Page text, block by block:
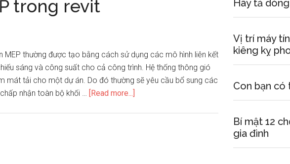
trong revit
MEP thường được tạo bằng cách sử dụng các mô hình liên kết
sáng và công suất cho cả công trình. Hệ thống thông gió
mát tải cho một dự án. Do đó thường sẽ yêu cầu bổ sung các
nhận toàn bộ khối … [Read more...]
Hãy tả
Vị trí máy
kiêng kỵ
Con bạn có
Bí mật 12
gia đình